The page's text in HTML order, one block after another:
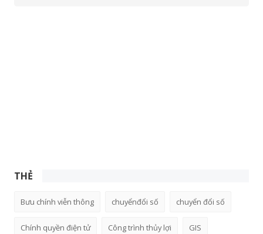
THẺ
Bưu chính viễn thông chuyểnđổi số chuyển đổi số
Chính quyền điện tử Công trình thủy lợi GIS